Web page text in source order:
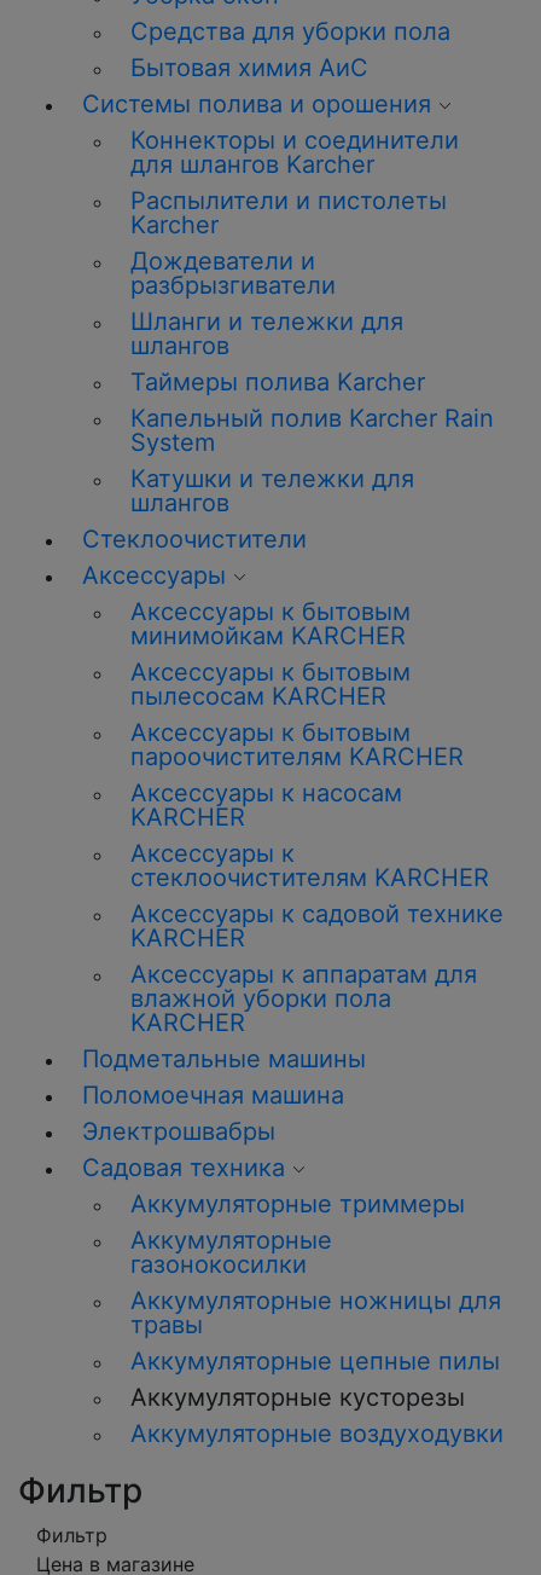
Средства для уборки пола
Бытовая химия АиС
Системы полива и орошения
Коннекторы и соединители
для шлангов Karcher
Распылители и пистолеты
Karcher
Дождеватели и
разбрызгиватели
Шланги и тележки для
шлангов
Таймеры полива Karcher
Капельный полив Karcher Rain
System
Катушки и тележки для
шлангов
Стеклоочистители
Аксессуары
Аксессуары к бытовым
минимойкам KARCHER
Аксессуары к бытовым
пылесосам KARCHER
Аксессуары к бытовым
пароочистителям KARCHER
Аксессуары к насосам
KARCHER
Аксессуары к
стеклоочистителям KARCHER
Аксессуары к садовой технике
KARCHER
Аксессуары к аппаратам для
влажной уборки пола
KARCHER
Подметальные машины
Поломоечная машина
Электрошвабры
Садовая техника
Аккумуляторные триммеры
Аккумуляторные
газонокосилки
Аккумуляторные ножницы для
травы
Аккумуляторные цепные пилы
Аккумуляторные кусторезы
Аккумуляторные воздуходувки
Фильтр
Фильтр
Цена в магазине